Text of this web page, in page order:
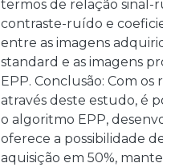
termos de relação sinal-
contraste-ruído e
entre as imagens
standard e as imagens
EPP. Conclusão: Com os
através deste estudo, é
o algoritmo EPP,
oferece a possibilidade de
aquisição em 50%,